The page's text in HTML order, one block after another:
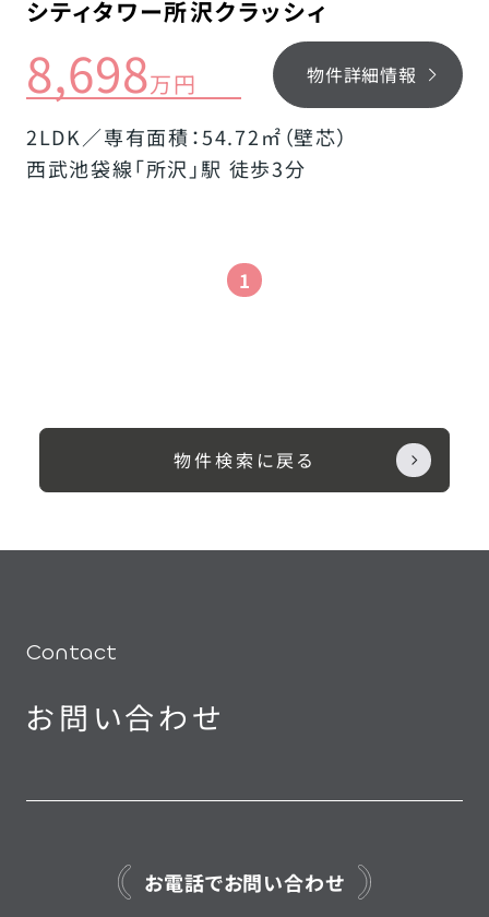
シティタワー所沢クラッシィ
8,698万円 物件詳細情報
2LDK／専有面積：54.72㎡（壁芯）
西武池袋線「所沢」駅 徒歩3分
1
物件検索に戻る
Contact
お問い合わせ
お電話でお問い合わせ